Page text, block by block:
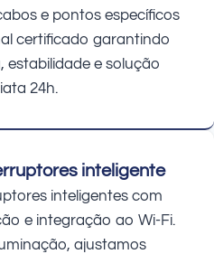
e pontos específicos
certificado garantindo
estabilidade e solução
24h.
inteligente
inteligentes com
e integração ao Wi-Fi.
ajustamos